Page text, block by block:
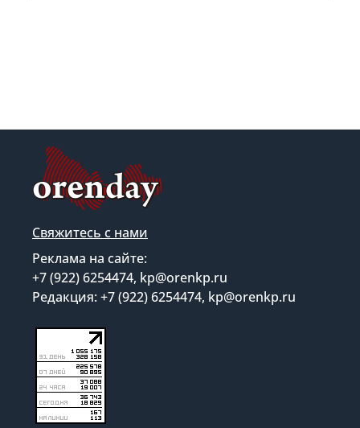
Свяжитесь с нами
Реклама на сайте:
+7 (922) 6254474, kp@orenkp.ru
Редакция: +7 (922) 6254474, kp@orenkp.ru